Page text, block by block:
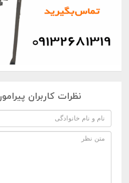
نظرات کاربران